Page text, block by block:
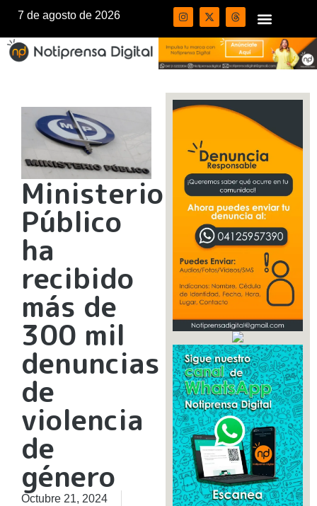
7 de agosto de 2026
Ministerio
Público
ha
recibido
más de
300 mil
denuncias
de
violencia
de
género
Octubre 21, 2024